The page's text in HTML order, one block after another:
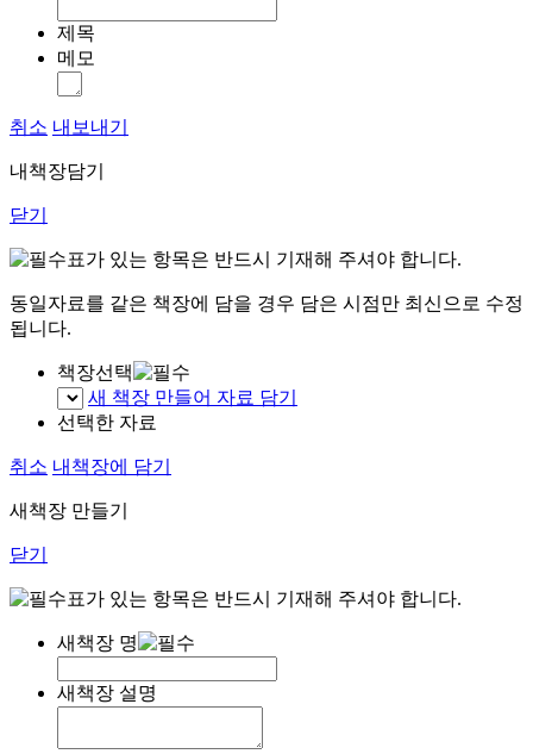
제목
메모
취소 내보내기
내책장담기
닫기
표가 있는 항목은 반드시 기재해 주셔야 합니다.
동일자료를 같은 책장에 담을 경우 담은 시점만 최신으로 수정
됩니다.
책장선택
새 책장 만들어 자료 담기
선택한 자료
취소 내책장에 담기
새책장 만들기
닫기
표가 있는 항목은 반드시 기재해 주셔야 합니다.
새책장 명
새책장 설명